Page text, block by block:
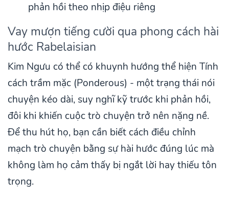
phản hồi theo nhịp điệu riêng
Vay mượn tiếng cười qua phong cách hài
hước Rabelaisian
Kim Ngưu có thể có khuynh hướng thể hiện Tính
cách trầm mặc (Ponderous) - một trạng thái nói
chuyện kéo dài, suy nghĩ kỹ trước khi phản hồi,
đôi khi khiến cuộc trò chuyện trở nên nặng nề.
Để thu hút họ, bạn cần biết cách điều chỉnh
mạch trò chuyện bằng sự hài hước đúng lúc mà
không làm họ cảm thấy bị ngắt lời hay thiếu tôn
trọng.